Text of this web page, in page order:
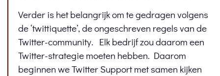
Verder is het belangrijk om te gedragen volgens
de ‘twittiquette’, de ongeschreven regels van de
Twitter-community. Elk bedrijf zou daarom een
Twitter-strategie moeten hebben. Daarom
beginnen we Twitter Support met samen kijken